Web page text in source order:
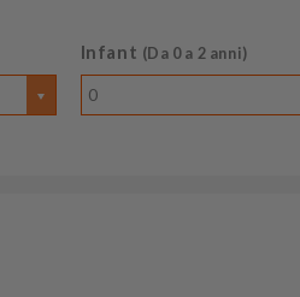
Infant (Da 0 a 2 anni)
0